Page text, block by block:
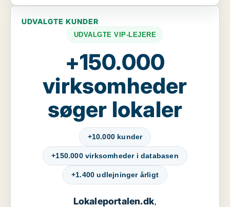
UDVALGTE KUNDER
UDVALGTE VIP-LEJERE
+150.000
virksomheder
søger lokaler
+10.000 kunder
+150.000 virksomheder i databasen
+1.400 udlejninger årligt
Lokaleportalen.dk,